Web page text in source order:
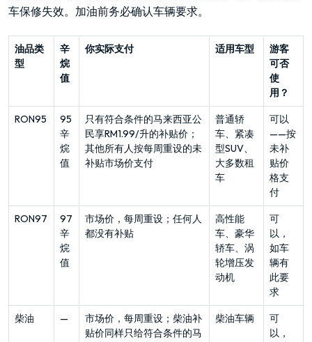
车保修失效。加油前务必确认车辆要求。
油品类
型
辛
烷
值
你实际支付 适用车型
游客
可否
使
用？
RON95
95
辛
烷
值
只有符合条件的马来西亚公
民享RM1.99/升的补贴价；
其他所有人按每周重设的未
补贴市场价支付
普通轿
车、紧凑
型SUV、
大多数租
车
可以
——按
未补
贴价
格支
付
RON97
97
辛
烷
值
市场价，每周重设；任何人
都没有补贴
高性能
车、豪华
轿车、涡
轮增压发
动机
可
以，
如车
辆有
此要
求
柴油 —
市场价，每周重设；柴油补
贴价同样只给符合条件的马
柴油车辆
可
以，